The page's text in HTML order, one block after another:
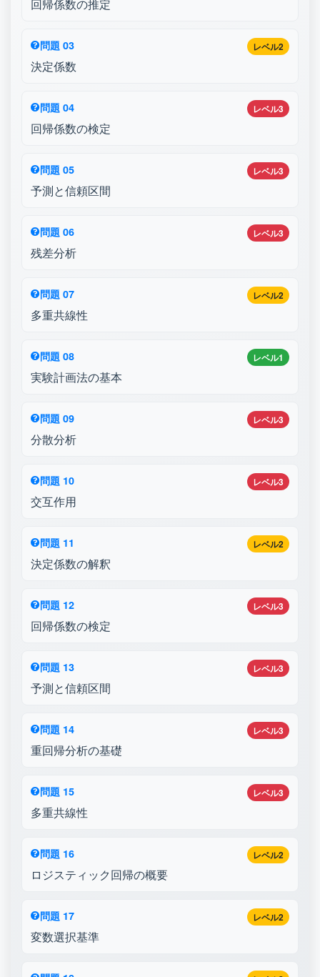
回帰係数の推定
レベル2
問題 03
決定係数
レベル3
問題 04
回帰係数の検定
レベル3
問題 05
予測と信頼区間
レベル3
問題 06
残差分析
レベル2
問題 07
多重共線性
レベル1
問題 08
実験計画法の基本
レベル3
問題 09
分散分析
レベル3
問題 10
交互作用
レベル2
問題 11
決定係数の解釈
レベル3
問題 12
回帰係数の検定
レベル3
問題 13
予測と信頼区間
レベル3
問題 14
重回帰分析の基礎
レベル3
問題 15
多重共線性
レベル2
問題 16
ロジスティック回帰の概要
レベル2
問題 17
変数選択基準